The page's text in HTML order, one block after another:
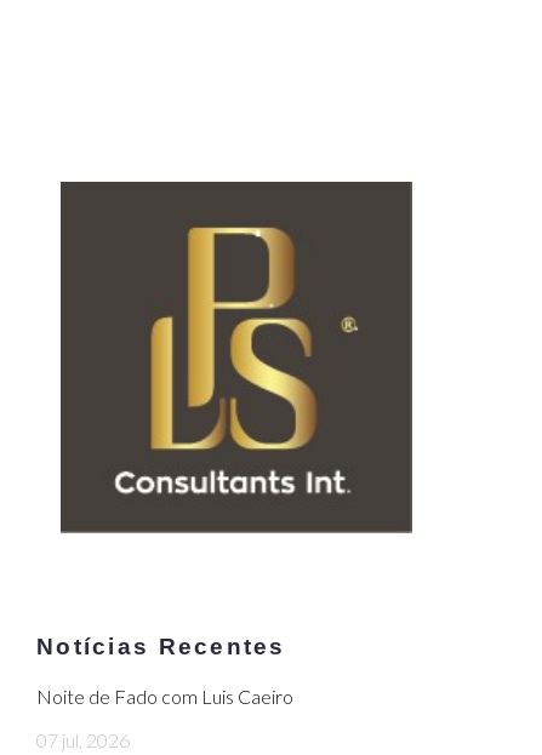
Notícias Recentes
Noite de Fado com Luis Caeiro
07 jul, 2026